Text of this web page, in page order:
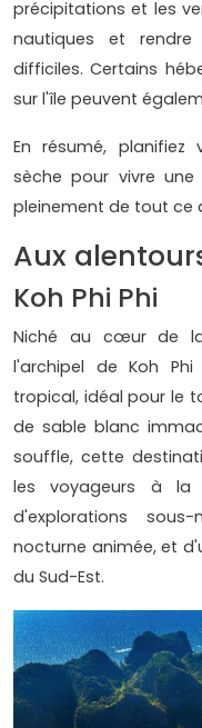
précipitations et les
nautiques et
difficiles. Certains
sur l'île peuvent
En résumé,
sèche pour vivre
pleinement de tout ce
Aux
Koh Phi Phi
Niché au cœur de
l'archipel de Koh
tropical, idéal pour le
de sable blanc
souffle, cette
les voyageurs à la
d'explorations
nocturne animée, et
du Sud-Est.